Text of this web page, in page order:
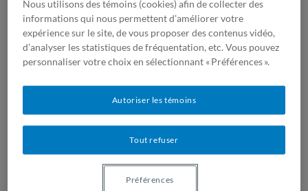
nazis».
Le 16 janvier
: François Le Moine, Bernard Duhaime,
Camille Labadie et Violette Loget à propos des«lois,
pratiques et fondements».
Nous utilisons des témoins (cookies) afin de collecter des
informations qui nous permettent d’améliorer votre
expérience sur le site, de vous proposer des contenus vidéo,
d’analyser les statistiques de fréquentation, etc. Vous pouvez
personnaliser votre choix en sélectionnant « Préférences ».
Tout refuser
Autoriser les témoins
Préférences